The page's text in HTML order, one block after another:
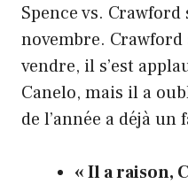
Spence vs. Crawford
novembre. Crawford
vendre, il s’est
Canelo, mais il a
de l’année a déjà un
« Il a raison,